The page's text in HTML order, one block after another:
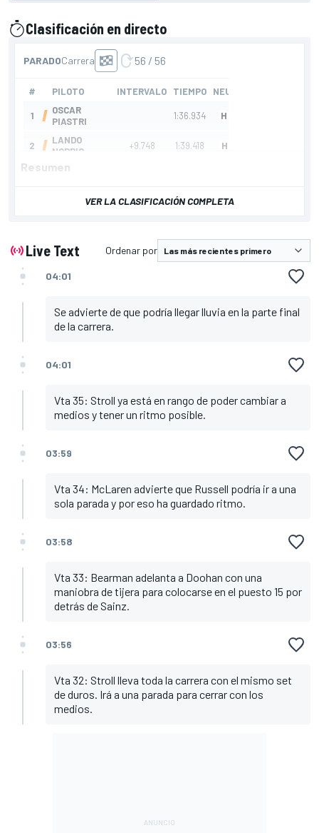
Clasificación en directo
Resumen
VER LA CLASIFICACIÓN COMPLETA
Live Text Ordenar por
04:01
Se advierte de que podría llegar lluvia en la parte final
de la carrera.
04:01
Vta 35: Stroll ya está en rango de poder cambiar a
medios y tener un ritmo posible.
03:59
Vta 34: McLaren advierte que Russell podría ir a una
sola parada y por eso ha guardado ritmo.
03:58
Vta 33: Bearman adelanta a Doohan con una
maniobra de tijera para colocarse en el puesto 15 por
detrás de Sainz.
03:56
Vta 32: Stroll lleva toda la carrera con el mismo set
de duros. Irá a una parada para cerrar con los
medios.